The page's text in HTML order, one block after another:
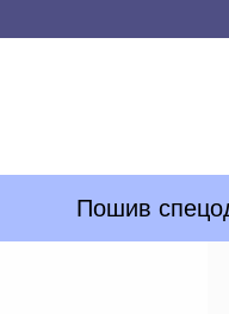
Пошив